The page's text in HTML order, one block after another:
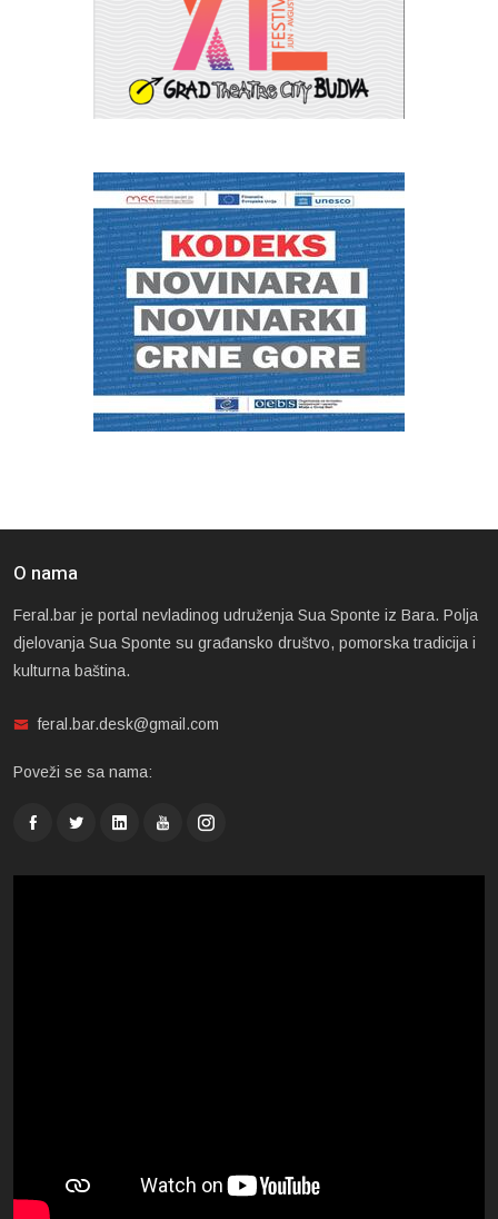
O nama
Feral.bar je portal nevladinog udruženja Sua Sponte iz Bara. Polja
djelovanja Sua Sponte su građansko društvo, pomorska tradicija i
kulturna baština.
feral.bar.desk@gmail.com
Poveži se sa nama: